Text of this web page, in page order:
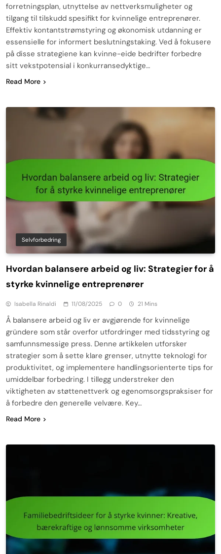
forretningsplan, utnyttelse av nettverksmuligheter og
tilgang til tilskudd spesifikt for kvinnelige entreprenører.
Effektiv kontantstrømstyring og økonomisk utdanning er
essensielle for informert beslutningstaking. Ved å fokusere
på disse strategiene kan kvinne-eide bedrifter forbedre
sitt vekstpotensial i konkurransedyktige…
Read More
Selvforbedring
Hvordan balansere arbeid og liv: Strategier for å
styrke kvinnelige entreprenører
Isabella Rinaldi 11/08/2025 0 21 Mins
Å balansere arbeid og liv er avgjørende for kvinnelige
gründere som står overfor utfordringer med tidsstyring og
samfunnsmessige press. Denne artikkelen utforsker
strategier som å sette klare grenser, utnytte teknologi for
produktivitet, og implementere handlingsorienterte tips for
umiddelbar forbedring. I tillegg understreker den
viktigheten av støttenettverk og egenomsorgspraksiser for
å forbedre den generelle velvære. Key…
Read More